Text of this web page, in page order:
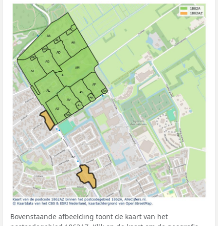
Bovenstaande afbeelding toont de kaart van het